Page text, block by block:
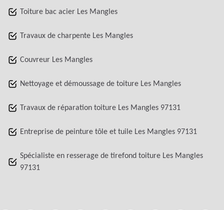
Toiture bac acier Les Mangles
Travaux de charpente Les Mangles
Couvreur Les Mangles
Nettoyage et démoussage de toiture Les Mangles
Travaux de réparation toiture Les Mangles 97131
Entreprise de peinture tôle et tuile Les Mangles 97131
Spécialiste en resserage de tirefond toiture Les Mangles
97131